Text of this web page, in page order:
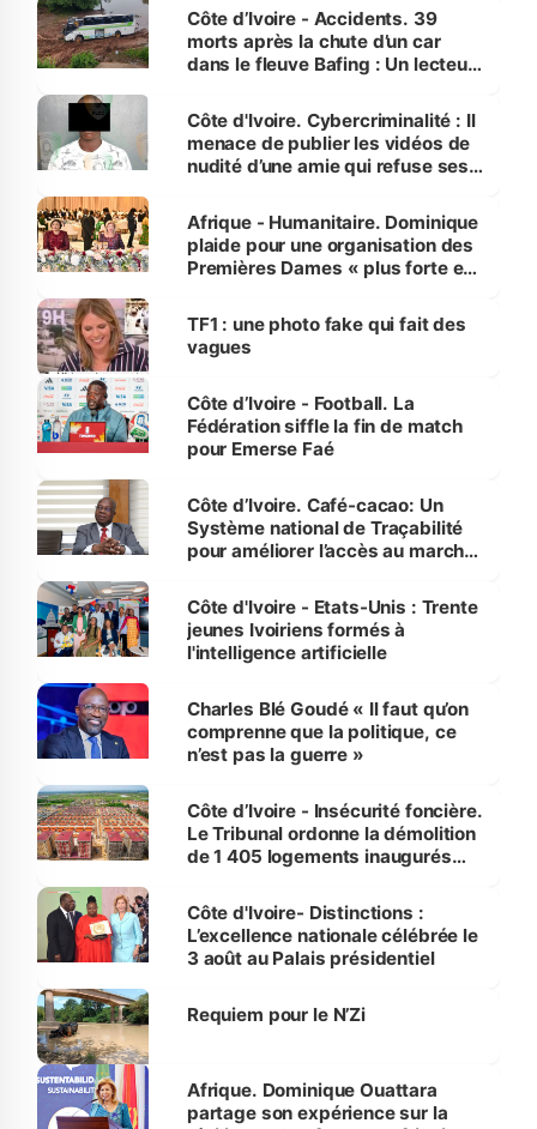
Côte d’Ivoire - Accidents. 39
morts après la chute d’un car
dans le fleuve Bafing : Un lecteur
des Transports
Côte d'Ivoire. Cybercriminalité : Il
menace de publier les vidéos de
nudité d’une amie qui refuse ses
Afrique - Humanitaire. Dominique
plaide pour une organisation des
Premières Dames « plus forte et
sur la scène internationale »
TF1 : une photo fake qui fait des
vagues
Côte d’Ivoire - Football. La
Fédération siffle la fin de match
pour Emerse Faé
Côte d’Ivoire. Café-cacao: Un
Système national de Traçabilité
pour améliorer l’accès au marché
Côte d'Ivoire - Etats-Unis : Trente
jeunes Ivoiriens formés à
l'intelligence artificielle
Charles Blé Goudé « Il faut qu’on
comprenne que la politique, ce
n’est pas la guerre »
Côte d’Ivoire - Insécurité foncière.
Le Tribunal ordonne la démolition
de 1 405 logements inaugurés
Bassam
Côte d'Ivoire- Distinctions :
L’excellence nationale célébrée le
3 août au Palais présidentiel
Requiem pour le N’Zi
Afrique. Dominique Ouattara
partage son expérience sur la